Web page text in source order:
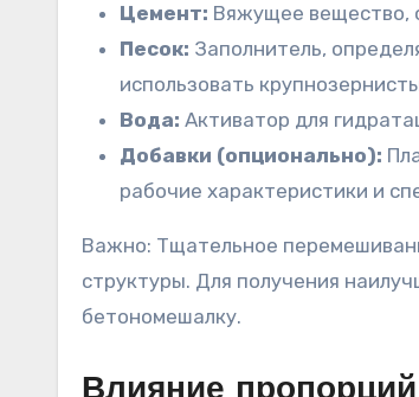
Цемент: Вяжущее вещество,
Песок: Заполнитель,
использовать
Вода: Активатор для
Добавки (опционально):
рабочие характеристики и
Важно: Тщательное
структуры. Для получения
бетономешалку.